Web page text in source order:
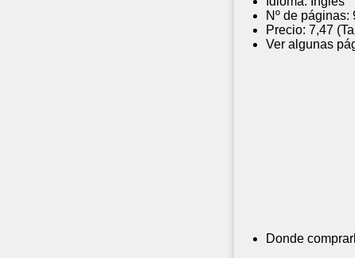
Nº de páginas:
Precio: 7,47
Ver algunas
Donde